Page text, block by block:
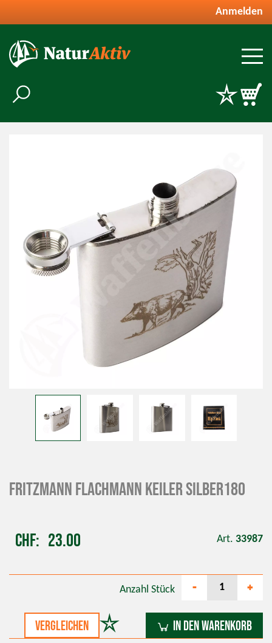
Anmelden
Fritzmann Flachmann Keiler silber180
CHF 23.00 Art. 33987
vergleichen
Anzahl Stück - +
In den Warenkorb